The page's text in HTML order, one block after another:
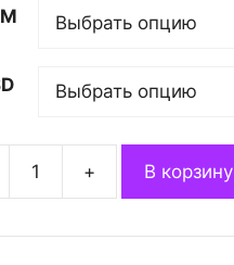
+ В корзину